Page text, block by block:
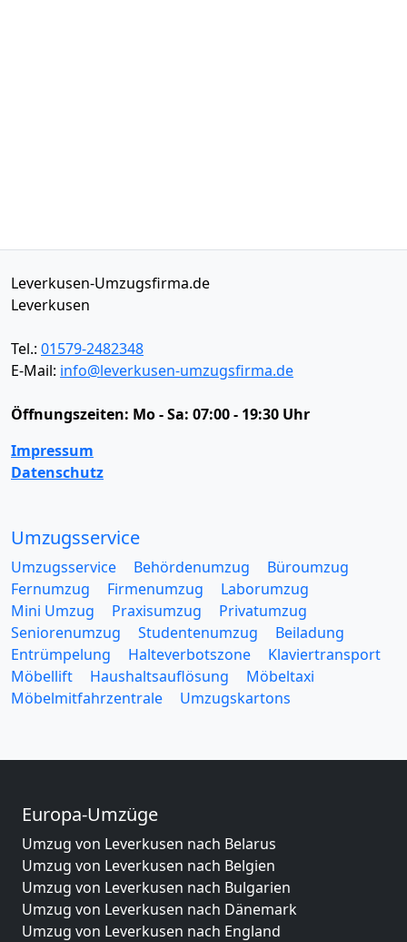
Leverkusen-Umzugsfirma.de
Leverkusen
Tel.: 01579-2482348
E-Mail: info@leverkusen-umzugsfirma.de
Öffnungszeiten: Mo - Sa: 07:00 - 19:30 Uhr
Impressum
Datenschutz
Umzugsservice
Umzugsservice Behördenumzug
Büroumzug
Fernumzug
Firmenumzug
Laborumzug
Mini Umzug
Praxisumzug
Privatumzug
Seniorenumzug
Studentenumzug
Beiladung
Entrümpelung
Halteverbotszone
Klaviertransport
Möbellift
Haushaltsauflösung
Möbeltaxi
Möbelmitfahrzentrale
Umzugskartons
Europa-Umzüge
Umzug von Leverkusen nach Belarus
Umzug von Leverkusen nach Belgien
Umzug von Leverkusen nach Bulgarien
Umzug von Leverkusen nach Dänemark
Umzug von Leverkusen nach England